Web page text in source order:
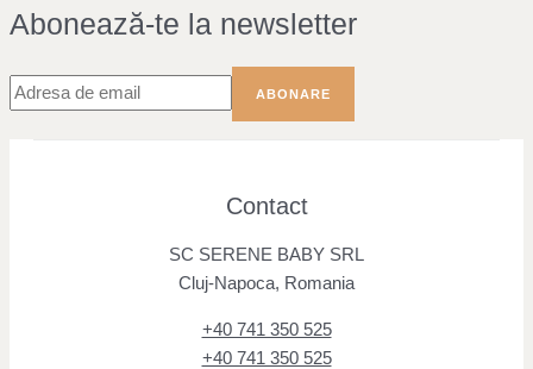
Abonează-te la newsletter
Contact
SC SERENE BABY SRL
Cluj-Napoca, Romania
+40 741 350 525
+40 741 350 525